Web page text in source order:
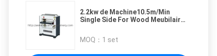
2.2kw de Machine10.5m/Min
Single Side For Wood Meubilair
MOQ： 1 set